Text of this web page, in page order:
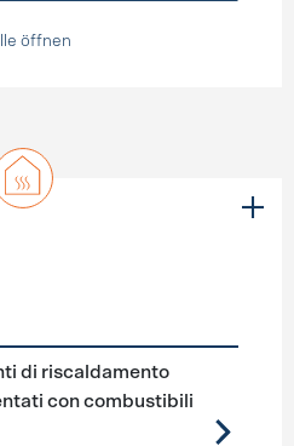
öffnen
di riscaldamento
con combustibili